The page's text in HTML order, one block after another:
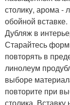
столику, арома -
обойной вставке.
Дубляж в
Старайтесь
повторять в
линолеум
выборе
повторите при
столика.